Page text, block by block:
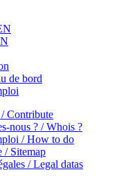
de bord
Contribute
nous ? / Whois ?
/ How to do
/ Sitemap
/ Legal datas